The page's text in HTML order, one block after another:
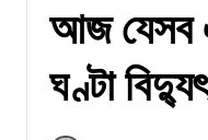
আজ যেসব
ঘণ্টা